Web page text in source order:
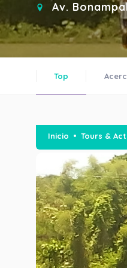
Av.
Top
Inicio Tours &